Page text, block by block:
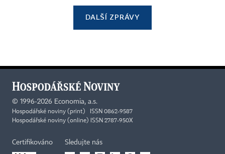
DALŠÍ ZPRÁVY
© 1996-2026 Economia, a.s.
Hospodářské noviny (print) ISSN 0862-9587
Hospodářské noviny (online) ISSN 2787-950X
Certifikováno Sledujte nás